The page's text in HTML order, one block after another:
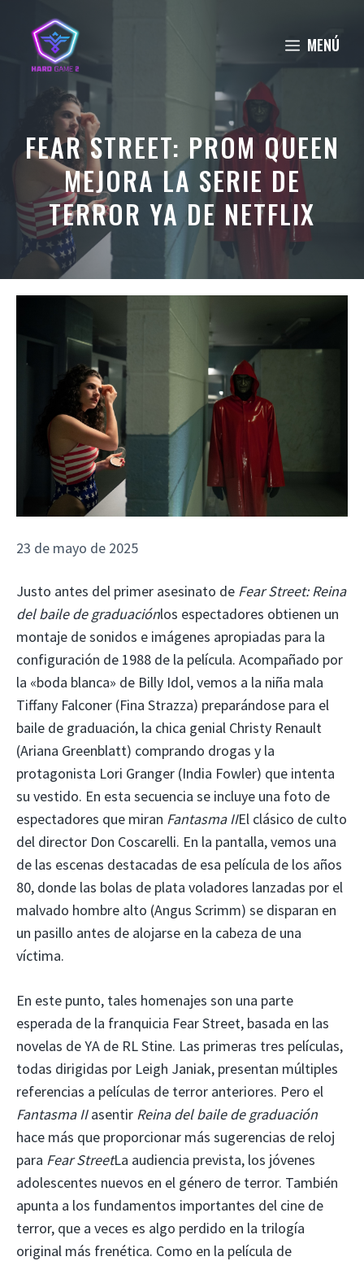
contenido
MENÚ
FEAR STREET: PROM QUEEN
MEJORA LA SERIE DE
TERROR YA DE NETFLIX
23 de mayo de 2025
Justo antes del primer asesinato de Fear Street: Reina
del baile de graduaciónlos espectadores obtienen un
montaje de sonidos e imágenes apropiadas para la
configuración de 1988 de la película. Acompañado por
la «boda blanca» de Billy Idol, vemos a la niña mala
Tiffany Falconer (Fina Strazza) preparándose para el
baile de graduación, la chica genial Christy Renault
(Ariana Greenblatt) comprando drogas y la
protagonista Lori Granger (India Fowler) que intenta
su vestido. En esta secuencia se incluye una foto de
espectadores que miran Fantasma IIEl clásico de culto
del director Don Coscarelli. En la pantalla, vemos una
de las escenas destacadas de esa película de los años
80, donde las bolas de plata voladores lanzadas por el
malvado hombre alto (Angus Scrimm) se disparan en
un pasillo antes de alojarse en la cabeza de una
víctima.
En este punto, tales homenajes son una parte
esperada de la franquicia Fear Street, basada en las
novelas de YA de RL Stine. Las primeras tres películas,
todas dirigidas por Leigh Janiak, presentan múltiples
referencias a películas de terror anteriores. Pero el
Fantasma IIasentir Reina del baile de graduación
hace más que proporcionar más sugerencias de reloj
para Fear StreetLa audiencia prevista, los jóvenes
adolescentes nuevos en el género de terror. También
apunta a los fundamentos importantes del cine de
terror, que a veces es algo perdido en la trilogía
original más frenética. Como en la película de